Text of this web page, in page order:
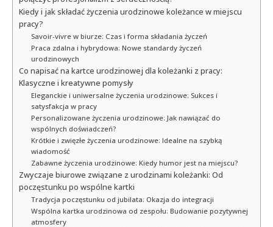
Kiedy i jak składać życzenia urodzinowe koleżance w miejscu
pracy?
Savoir-vivre w biurze: Czas i forma składania życzeń
Praca zdalna i hybrydowa: Nowe standardy życzeń
urodzinowych
Co napisać na kartce urodzinowej dla koleżanki z pracy:
Klasyczne i kreatywne pomysły
Eleganckie i uniwersalne życzenia urodzinowe: Sukces i
satysfakcja w pracy
Personalizowane życzenia urodzinowe: Jak nawiązać do
wspólnych doświadczeń?
Krótkie i zwięzłe życzenia urodzinowe: Idealne na szybką
wiadomość
Zabawne życzenia urodzinowe: Kiedy humor jest na miejscu?
Zwyczaje biurowe związane z urodzinami koleżanki: Od
poczęstunku po wspólne kartki
Tradycja poczęstunku od jubilata: Okazja do integracji
Wspólna kartka urodzinowa od zespołu: Budowanie pozytywnej
atmosfery